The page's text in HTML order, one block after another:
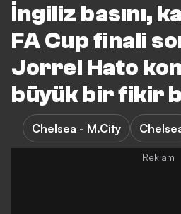
İngiliz basını,
FA Cup finali
Jorrel Hato
büyük bir fikir
Chelsea - M.City